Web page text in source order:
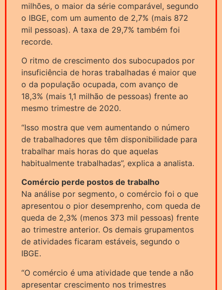
milhões, o maior da série comparável, segundo
o IBGE, com um aumento de 2,7% (mais 872
mil pessoas). A taxa de 29,7% também foi
recorde.
O ritmo de crescimento dos subocupados por
insuficiência de horas trabalhadas é maior que
o da população ocupada, com avanço de
18,3% (mais 1,1 milhão de pessoas) frente ao
mesmo trimestre de 2020.
“Isso mostra que vem aumentando o número
de trabalhadores que têm disponibilidade para
trabalhar mais horas do que aquelas
habitualmente trabalhadas”, explica a analista.
Comércio perde postos de trabalho
Na análise por segmento, o comércio foi o que
apresentou o pior desemprenho, com queda de
queda de 2,3% (menos 373 mil pessoas) frente
ao trimestre anterior. Os demais grupamentos
de atividades ficaram estáveis, segundo o
IBGE.
“O comércio é uma atividade que tende a não
apresentar crescimento nos trimestres